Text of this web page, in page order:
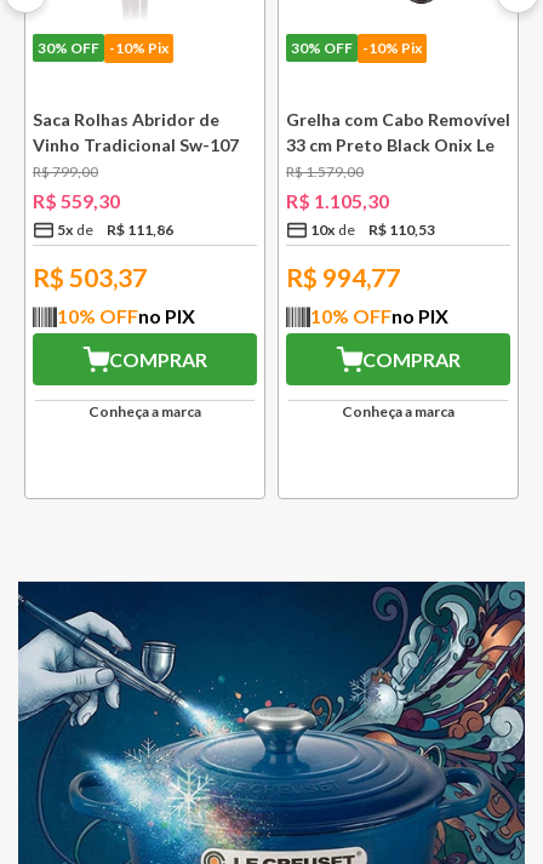
30% OFF -10% Pix
Saca Rolhas Abridor de
Vinho Tradicional Sw-107
Ply Le Creuset
R$799,00
R$ 559,30
5x R$ 111,86
R$ 503,37
10% OFFno PIX
COMPRAR
Conheça a marca
30% OFF -10% Pix
Grelha com Cabo Removível
33 cm Preto Black Onix Le
Creuset
R$1.579,00
R$ 1.105,30
10x R$ 110,53
R$ 994,77
10% OFFno PIX
COMPRAR
Conheça a marca